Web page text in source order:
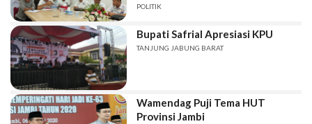
POLITIK
Bupati Safrial Apresiasi KPU
TANJUNG JABUNG BARAT
Wamendag Puji Tema HUT
Provinsi Jambi